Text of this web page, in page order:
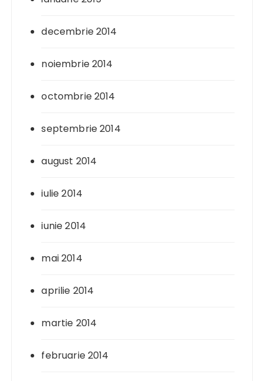
decembrie 2014
noiembrie 2014
octombrie 2014
septembrie 2014
august 2014
iulie 2014
iunie 2014
mai 2014
aprilie 2014
martie 2014
februarie 2014